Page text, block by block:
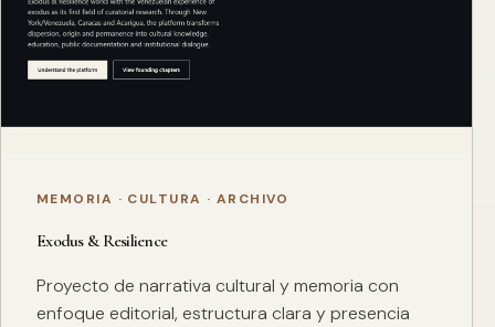
MEMORIA · CULTURA · ARCHIVO
Exodus & Resilience
Proyecto de narrativa cultural y memoria con
enfoque editorial, estructura clara y presencia